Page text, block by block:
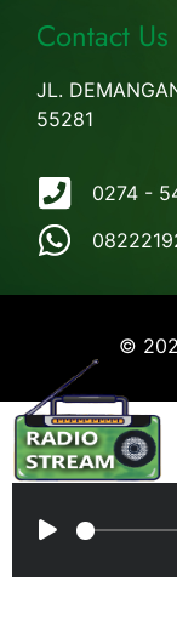
Contact Us
JL.
55281
0274 -
©